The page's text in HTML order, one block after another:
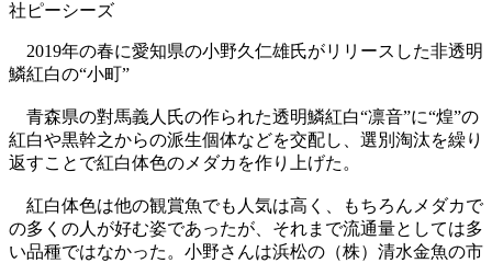
社ピーシーズ
2019年の春に愛知県の小野久仁雄氏がリリースした非透明
鱗紅白の“小町”
青森県の對馬義人氏の作られた透明鱗紅白“凛音”に“煌”の
紅白や黒幹之からの派生個体などを交配し、選別淘汰を繰り
返すことで紅白体色のメダカを作り上げた。
紅白体色は他の観賞魚でも人気は高く、もちろんメダカで
の多くの人が好む姿であったが、それまで流通量としては多
い品種ではなかった。小野さんは浜松の（株）清水金魚の市